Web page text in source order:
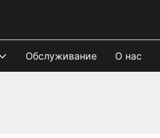
Обслуживание О нас